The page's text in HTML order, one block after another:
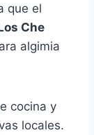
que el
Che
algimia
cocina y
locales.